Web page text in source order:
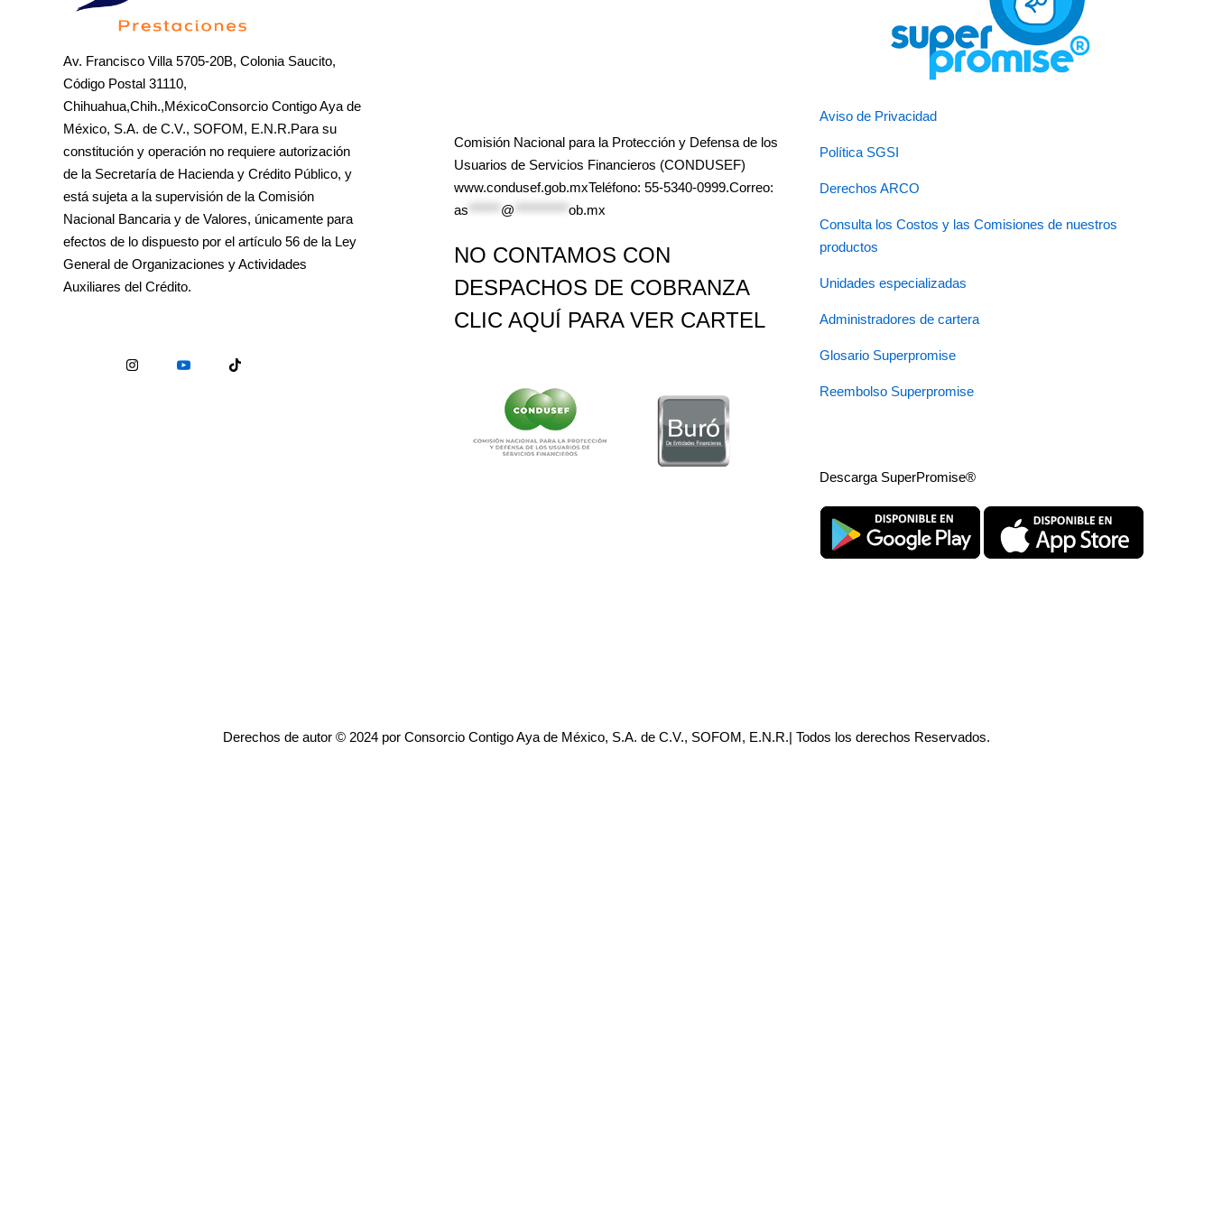
Av. Francisco Villa 5705-20B, Colonia Saucito,
Código Postal 31110,
Chihuahua,Chih.,MéxicoConsorcio Contigo Aya de
México, S.A. de C.V., SOFOM, E.N.R.Para su
constitución y operación no requiere autorización
de la Secretaría de Hacienda y Crédito Público, y
está sujeta a la supervisión de la Comisión
Nacional Bancaria y de Valores, únicamente para
efectos de lo dispuesto por el artículo 56 de la Ley
General de Organizaciones y Actividades
Auxiliares del Crédito.
Comisión Nacional para la Protección y Defensa de los
Usuarios de Servicios Financieros (CONDUSEF)
www.condusef.gob.mxTeléfono: 55-5340-0999.Correo:
as
@ ob.mx
NO CONTAMOS CON
DESPACHOS DE COBRANZA
CLIC AQUÍ PARA VER CARTEL
Aviso de Privacidad
Política SGSI
Derechos ARCO
Consulta los Costos y las Comisiones de nuestros
productos
Unidades especializadas
Administradores de cartera
Glosario Superpromise
Reembolso Superpromise
Descarga SuperPromise®
Derechos de autor © 2024 por Consorcio Contigo Aya de México, S.A. de C.V., SOFOM, E.N.R.| Todos los derechos Reservados.